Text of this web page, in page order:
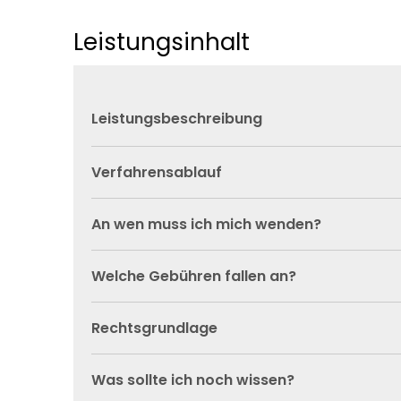
Leistungsinhalt
Leistungsbeschreibung
Verfahrensablauf
An wen muss ich mich wenden?
Welche Gebühren fallen an?
Rechtsgrundlage
Was sollte ich noch wissen?